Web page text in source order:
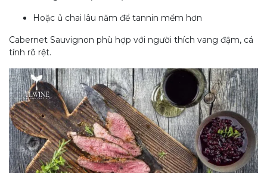
Hoặc ủ chai lâu năm để tannin mềm hơn
Cabernet Sauvignon phù hợp với người thích vang đậm, cá
tính rõ rệt.